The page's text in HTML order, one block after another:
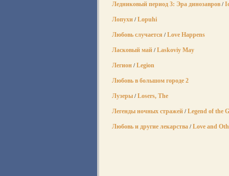
Ледниковый период 3: Эра динозавров /
Лопухи / Lopuhi
Любовь случается / Love Happens
Ласковый май / Laskoviy May
Легион / Legion
Любовь в большом городе 2
Лузеры / Losers, The
Легенды ночных стражей / Legend of the
Любовь и другие лекарства / Love and